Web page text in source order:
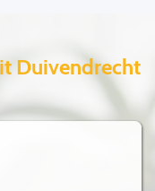
Duivendrecht